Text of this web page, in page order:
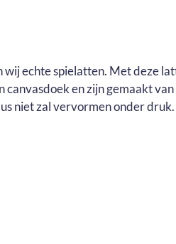
echte spielatten. Met deze
canvasdoek en zijn gemaakt
niet zal vervormen onder druk.